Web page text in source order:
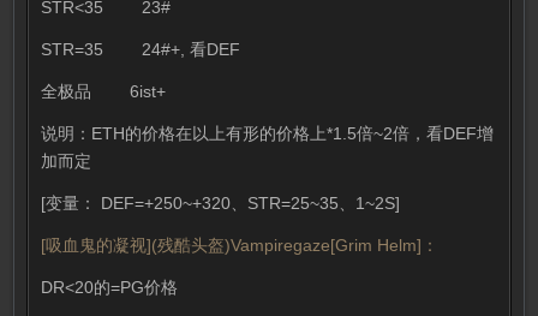
STR<35 23#
STR=35 24#+, 看DEF
全极品 6ist+
说明：ETH的价格在以上有形的价格上*1.5倍~2倍，看DEF增
加而定
[变量： DEF=+250~+320、STR=25~35、1~2S]
[吸血鬼的凝视](残酷头盔)Vampiregaze[Grim Helm]：
DR<20的=PG价格